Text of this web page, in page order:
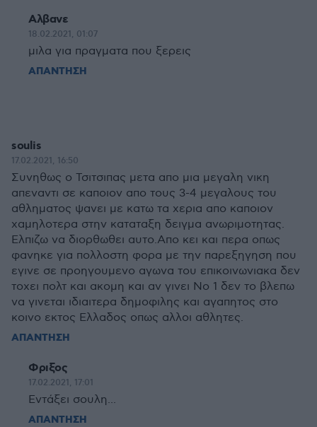
Αλβανε
18.02.2021, 01:07
μιλα για πραγματα που ξερεις
ΑΠΑΝΤΗΣΗ
soulis
17.02.2021, 16:50
Συνηθως ο Τσιτσιπας μετα απο μια μεγαλη νικη
απεναντι σε καποιον απο τους 3-4 μεγαλους του
αθληματος ψανει με κατω τα χερια απο καποιον
χαμηλοτερα στην καταταξη δειγμα ανωριμοτητας.
Ελπιζω να διορθωθει αυτο.Απο κει και περα οπως
φανηκε για πολλοστη φορα με την παρεξηγηση που
εγινε σε προηγουμενο αγωνα του επικοινωνιακα δεν
τοχει πολτ και ακομη και αν γινει Νο 1 δεν το βλεπω
να γινεται ιδιαιτερα δημοφιλης και αγαπητος στο
κοινο εκτος Ελλαδος οπως αλλοι αθλητες.
ΑΠΑΝΤΗΣΗ
Φριξος
17.02.2021, 17:01
Εντάξει σουλη...
ΑΠΑΝΤΗΣΗ